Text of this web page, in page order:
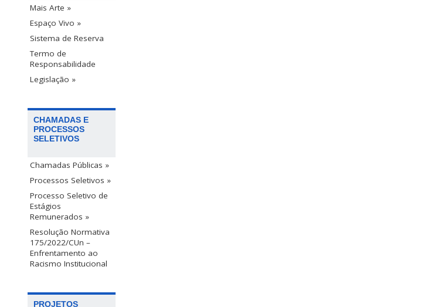
Mais Arte »
Espaço Vivo »
Sistema de Reserva
Termo de
Responsabilidade
Legislação »
CHAMADAS E
PROCESSOS
SELETIVOS
Chamadas Públicas »
Processos Seletivos »
Processo Seletivo de
Estágios
Remunerados »
Resolução Normativa
175/2022/CUn –
Enfrentamento ao
Racismo Institucional
PROJETOS